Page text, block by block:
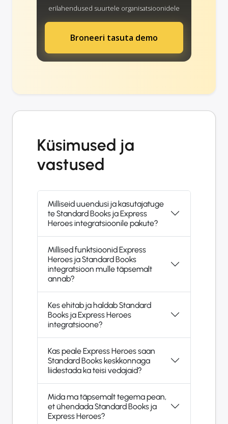
erilahendused suurtele organisatsioonidele
Broneeri tasuta demo
Küsimused ja
vastused
Milliseid uuendusi ja kasutajatuge
te Standard Books ja Express
Heroes integratsioonile pakute?
Millised funktsioonid Express
Heroes ja Standard Books
integratsioon mulle täpsemalt
annab?
Kes ehitab ja haldab Standard
Books ja Express Heroes
integratsioone?
Kas peale Express Heroes saan
Standard Books keskkonnaga
liidestada ka teisi vedajaid?
Mida ma täpsemalt tegema pean,
et ühendada Standard Books ja
Express Heroes?